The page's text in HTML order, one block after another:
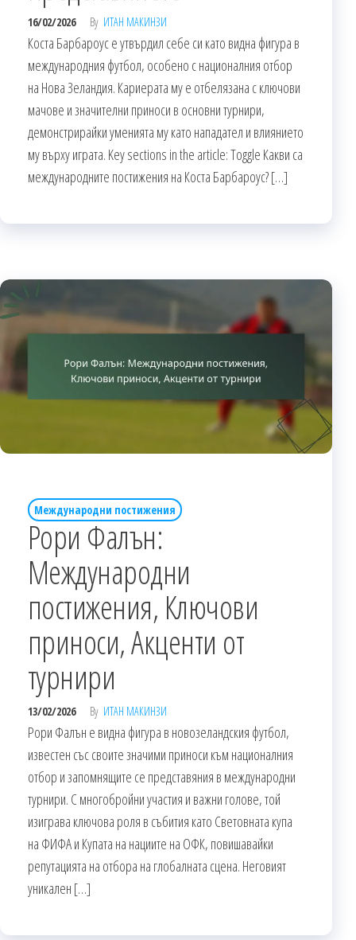
16/02/2026 By ИТАН МАКИНЗИ
Коста Барбароус е утвърдил себе си като видна фигура в
международния футбол, особено с националния отбор
на Нова Зеландия. Кариерата му е отбелязана с ключови
мачове и значителни приноси в основни турнири,
демонстрирайки уменията му като нападател и влиянието
му върху играта. Key sections in the article: Toggle Какви са
международните постижения на Коста Барбароус? […]
Международни постижения
Рори Фалън:
Международни
постижения, Ключови
приноси, Акценти от
турнири
13/02/2026 By ИТАН МАКИНЗИ
Рори Фалън е видна фигура в новозеландския футбол,
известен със своите значими приноси към националния
отбор и запомнящите се представяния в международни
турнири. С многобройни участия и важни голове, той
изиграва ключова роля в събития като Световната купа
на ФИФА и Купата на нациите на ОФК, повишавайки
репутацията на отбора на глобалната сцена. Неговият
уникален […]